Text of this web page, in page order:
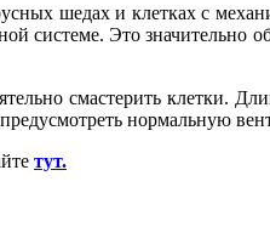
шедах и клетках с
системе. Это
смастерить клетки.
нормальную
тут.